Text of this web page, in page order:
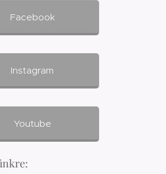
Facebook
Instagram
Youtube